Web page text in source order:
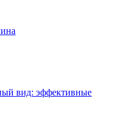
вид: эффективные